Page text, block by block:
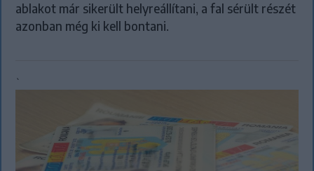
ablakot már sikerült helyreállítani, a fal sérült részét
azonban még ki kell bontani.
`